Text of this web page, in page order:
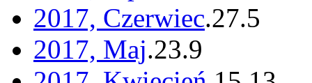
2017, Czerwiec.27.5
2017, Maj.23.9